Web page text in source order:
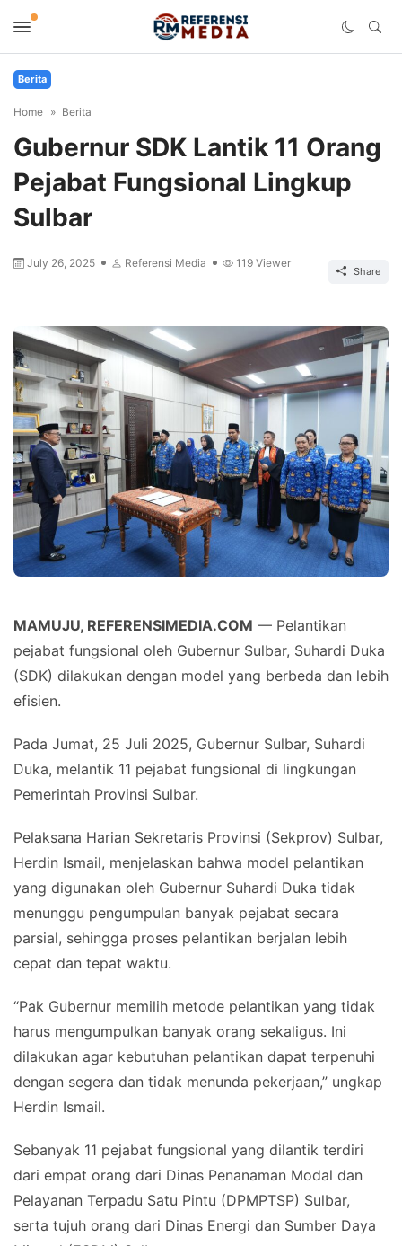
Berita
Home Berita
Gubernur SDK Lantik 11 Orang
Pejabat Fungsional Lingkup
Sulbar
July 26, 2025 Referensi Media 119 Viewer
Share
MAMUJU, REFERENSIMEDIA.COM — Pelantikan
pejabat fungsional oleh Gubernur Sulbar, Suhardi Duka
(SDK) dilakukan dengan model yang berbeda dan lebih
efisien.
Pada Jumat, 25 Juli 2025, Gubernur Sulbar, Suhardi
Duka, melantik 11 pejabat fungsional di lingkungan
Pemerintah Provinsi Sulbar.
Pelaksana Harian Sekretaris Provinsi (Sekprov) Sulbar,
Herdin Ismail, menjelaskan bahwa model pelantikan
yang digunakan oleh Gubernur Suhardi Duka tidak
menunggu pengumpulan banyak pejabat secara
parsial, sehingga proses pelantikan berjalan lebih
cepat dan tepat waktu.
“Pak Gubernur memilih metode pelantikan yang tidak
harus mengumpulkan banyak orang sekaligus. Ini
dilakukan agar kebutuhan pelantikan dapat terpenuhi
dengan segera dan tidak menunda pekerjaan,” ungkap
Herdin Ismail.
Sebanyak 11 pejabat fungsional yang dilantik terdiri
dari empat orang dari Dinas Penanaman Modal dan
Pelayanan Terpadu Satu Pintu (DPMPTSP) Sulbar,
serta tujuh orang dari Dinas Energi dan Sumber Daya